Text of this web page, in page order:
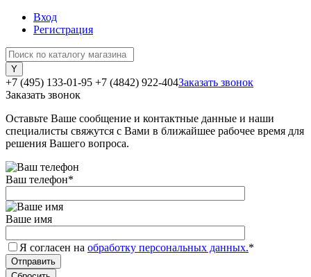
Вход
Регистрация
+7 (495) 133-01-95 +7 (4842) 922-404Заказать звонок
Заказать звонок
Оставьте Ваше сообщение и контактные данные и наши
специалисты свяжутся с Вами в ближайшее рабочее время для
решения Вашего вопроса.
Ваш телефон*
Ваше имя
Я согласен на обработку персональных данных.*